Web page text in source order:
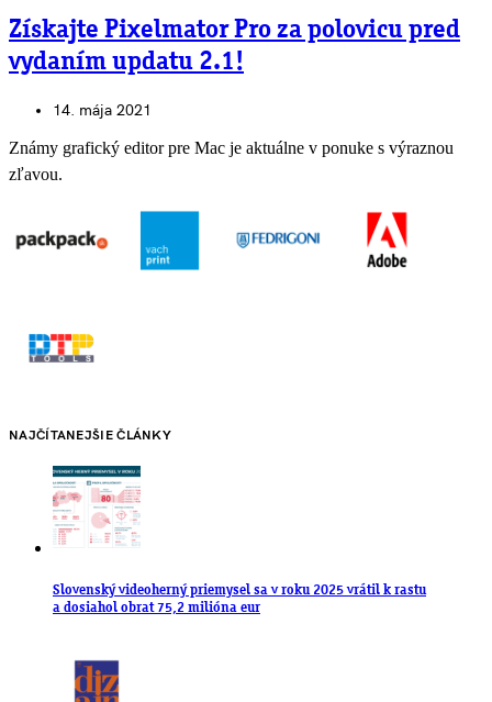
Získajte Pixelmator Pro za polovicu pred
vydaním updatu 2.1!
14. mája 2021
Známy grafický editor pre Mac je aktuálne v ponuke s výraznou
zľavou.
NAJČÍTANEJŠIE ČLÁNKY
Slovenský videoherný priemysel sa v roku 2025 vrátil k rastu
a dosiahol obrat 75,2 milióna eur